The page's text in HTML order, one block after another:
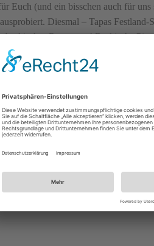
Euch (und ein bisschen auch für uns
Diesmal – Tapas Festland-
Restaurant! Baskische